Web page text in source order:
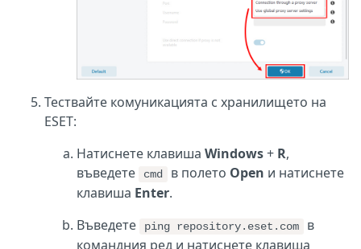
Тествайте комуникацията с хранилището на
ESET:
Натиснете клавиша Windows+ R,
въведете
cmd в полето Open и натиснете
клавиша Enter.
Въведете
ping repository.eset.com
в
командния ред и натиснете клавиша